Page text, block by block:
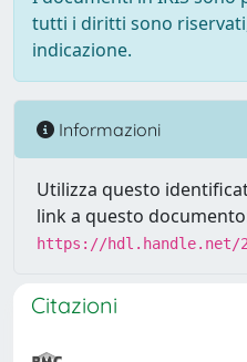
tutti i diritti sono
indicazione.
Informazioni
Utilizza questo
link a questo
https://hdl.handle.net/
Citazioni